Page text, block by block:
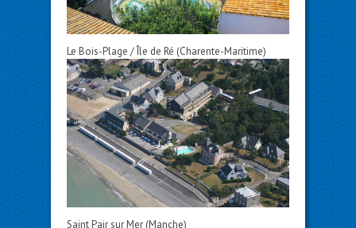
Le Bois-Plage / Île de Ré (Charente-Maritime)
Saint Pair sur Mer (Manche)